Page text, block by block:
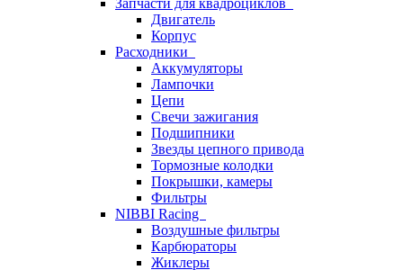
Запчасти для квадроциклов
Двигатель
Корпус
Расходники
Аккумуляторы
Лампочки
Цепи
Свечи зажигания
Подшипники
Звезды цепного привода
Тормозные колодки
Покрышки, камеры
Фильтры
NIBBI Racing
Воздушные фильтры
Карбюраторы
Жиклеры